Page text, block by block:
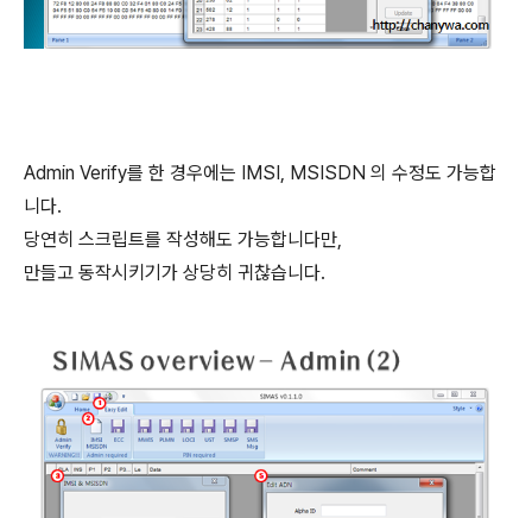
Admin Verify를 한 경우에는 IMSI, MSISDN 의 수정도 가능합
니다.
당연히 스크립트를 작성해도 가능합니다만,
만들고 동작시키기가 상당히 귀찮습니다.